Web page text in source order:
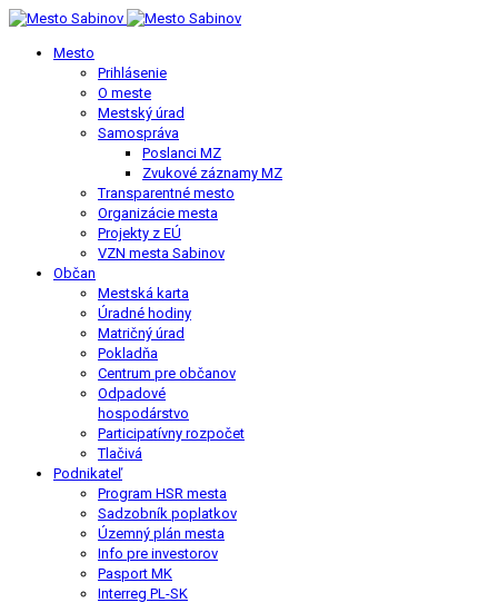
Mesto
Prihlásenie
O meste
Mestský úrad
Samospráva
Poslanci MZ
Zvukové záznamy MZ
Transparentné mesto
Organizácie mesta
Projekty z EÚ
VZN mesta Sabinov
Občan
Mestská karta
Úradné hodiny
Matričný úrad
Pokladňa
Centrum pre občanov
Odpadové
hospodárstvo
Participatívny rozpočet
Tlačivá
Podnikateľ
Program HSR mesta
Sadzobník poplatkov
Územný plán mesta
Info pre investorov
Pasport MK
Interreg PL-SK